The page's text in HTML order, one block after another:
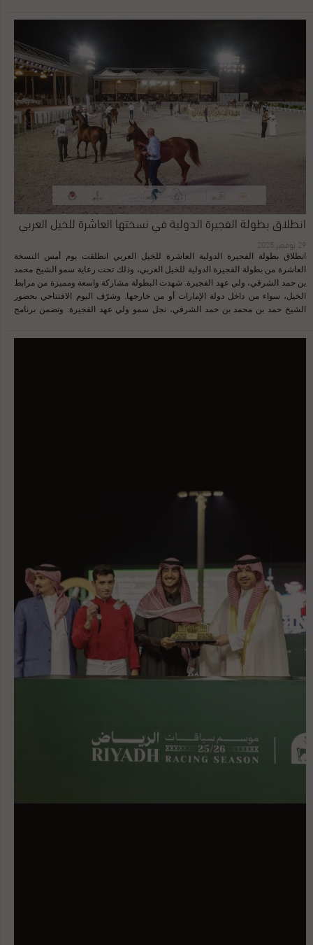
بتقاسم المرابط لصدارة الأشواط الثمانية التي أقيمت. وفي ختام اليوم الافتتاحي، قام
جاءت النتائج كالآتي الأفراس فئة ٤ سنوات فيما فوق فئة ج الأمهار عمر سنة فئة أ
الأمهار عمر سنة فئة ب الأمهار عمر سنة فئة ج الأمهار عمر سنتين فئة ب الأمهار عمر
سنتين فئة ج الفحول بعمر ٤ سنين فما فوق فئة أ تابعونا على الانستجرام أضغط هنا
للمزيد من الأخبار أضغط هنا
انطلاق بطولة الفجيرة الدولية في نسختها العاشرة للخيل العربي
29 نوفمبر,2025
انطلاق بطولة الفجيرة الدولية العاشرة للخيل العربي انطلقت يوم أمس النسخة
العاشرة من بطولة الفجيرة الدولية للخيل العربي، وذلك تحت رعاية سمو الشيخ محمد
بن حمد الشرقي، ولي عهد الفجيرة. شهدت البطولة مشاركة واسعة ومميزة من مرابط
الخيل، سواء من داخل دولة الإمارات أو من خارجها. وشرّف اليوم الافتتاحي بحضور
الشيخ حمد بن محمد بن حمد الشرقي، نجل سمو ولي عهد الفجيرة. وتضمن برنامج
تميزت المنافسات بقوتها وتنوع المشاركات، وانتهى اليوم بتقاسم المرابط لصدارة